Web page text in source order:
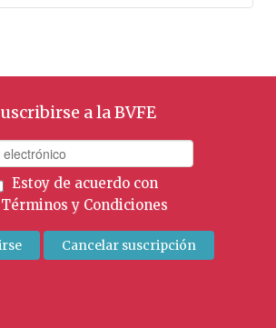
a la BVFE
Estoy de acuerdo con
Términos y Condiciones